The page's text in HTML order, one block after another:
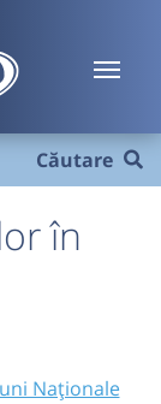
Căutare
în
Naționale